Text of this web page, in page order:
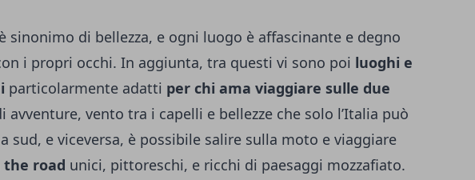
sinonimo di bellezza, e ogni luogo è affascinante e degno
i propri occhi. In aggiunta, tra questi vi sono poi luoghi e
particolarmente adatti per chi ama viaggiare sulle due
avventure, vento tra i capelli e bellezze che solo l’Italia può
sud, e viceversa, è possibile salire sulla moto e viaggiare
road unici, pittoreschi, e ricchi di paesaggi mozzafiato.